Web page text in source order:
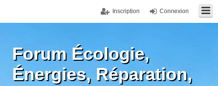
Connexion
Inscription
Forum Écologie,
Énergies, Réparation,